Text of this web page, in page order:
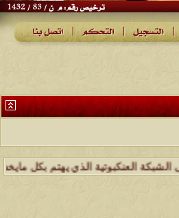
الذي يهتم بكل مايخدم